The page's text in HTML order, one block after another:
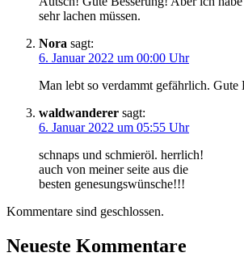
sehr lachen müssen.
Nora sagt:
6. Januar 2022 um 00:00 Uhr
Man lebt so verdammt gefährlich. Gute
waldwanderer sagt:
6. Januar 2022 um 05:55 Uhr
schnaps und schmieröl. herrlich!
auch von meiner seite aus die
besten genesungswünsche!!!
Kommentare sind geschlossen.
Neueste Kommentare